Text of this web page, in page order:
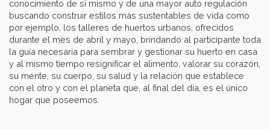
conocimiento de sí mismo y de una mayor auto regulación
buscando construir estilos más sustentables de vida como
por ejemplo, los talleres de huertos urbanos, ofrecidos
durante el mes de abril y mayo, brindando al participante toda
la guía necesaria para sembrar y gestionar su huerto en casa
y al mismo tiempo resignificar el alimento, valorar su corazón,
su mente, su cuerpo, su salud y la relación que establece
con el otro y con el planeta que, al final del día, es el único
hogar que poseemos.